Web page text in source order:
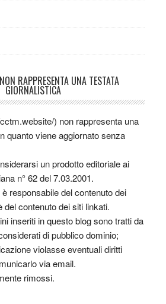
RAPPRESENTA UNA TESTATA
GIORNALISTICA
) non rappresenta una
quanto viene aggiornato senza
un prodotto editoriale ai
n° 62 del 7.03.2001.
è responsabile del contenuto dei
contenuto dei siti linkati.
inseriti in questo blog sono tratti da
di pubblico dominio;
violasse eventuali diritti
via email.
rimossi.